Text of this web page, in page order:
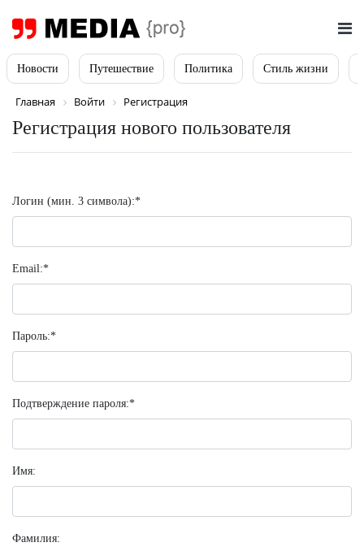
Новости Путешествие Политика Стиль жизни
Главная Войти Регистрация
Регистрация нового пользователя
Логин (мин. 3 символа):*
Email:*
Пароль:*
Подтверждение пароля:*
Имя:
Фамилия: